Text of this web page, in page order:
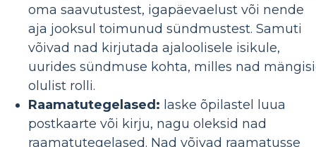
oma saavutustest, igapäevaelust või nende
aja jooksul toimunud sündmustest. Samuti
võivad nad kirjutada ajaloolisele isikule,
uurides sündmuse kohta, milles nad
olulist rolli.
Raamatutegelased: laske õpilastel luua
postkaarte või kirju, nagu oleksid nad
raamatutegelased. Nad võivad raamatusse